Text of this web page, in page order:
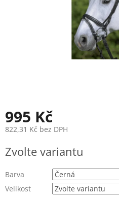
995 Kč
822,31 Kč bez DPH
cena:
Zvolte variantu
Barva
Velikost